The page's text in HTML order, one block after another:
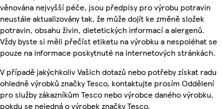
věnována nejvyšší péče, jsou předpisy pro výrobu potravin
neustále aktualizovány tak, že může dojít ke změně složek
potravin, obsahu živin, dietetických informací a alergenů.
Vždy byste si měli přečíst etiketu na výrobku a nespoléhat se
pouze na informace poskytnuté na internetových stránkách.
V případě jakýchkoliv Vašich dotazů nebo potřeby získat radu
ohledně výrobků značky Tesco, kontaktujte prosím Oddělení
pro služby zákazníkům Tesco nebo výrobce daného výrobku,
pokdu se nejedná o výrobek značky Tesco.